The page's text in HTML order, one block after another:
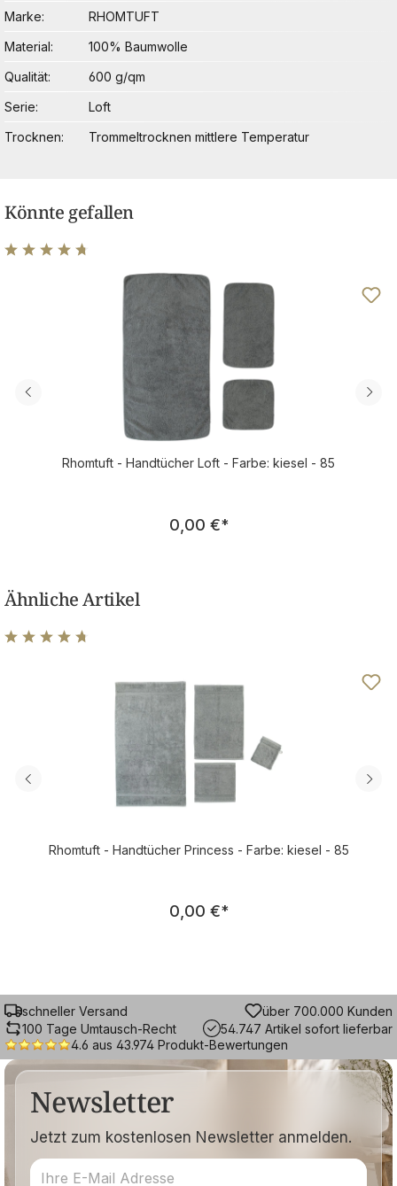
Marke
RHOMTUFT
Material
100% Baumwolle
Qualität
600 g/qm
Serie
Loft
Trocknen
Trommeltrocknen mittlere Temperatur
Könnte gefallen
Durchschnittliche Bewertung von 4.79 von 5 Sternen
Rhomtuft - Handtücher Loft - Farbe: kiesel - 85
Regulärer Preis:
0,00 €*
Ähnliche Artikel
Rhomtuft - Handtücher Princess - Farbe: kiesel - 85
Regulärer Preis:
0,00 €*
schneller Versand
über 700.000 Kunden
100 Tage Umtausch-Recht
54.747 Artikel sofort lieferbar
4.6 aus 43.974 Produkt-Bewertungen
Newsletter
Jetzt zum kostenlosen Newsletter anmelden.